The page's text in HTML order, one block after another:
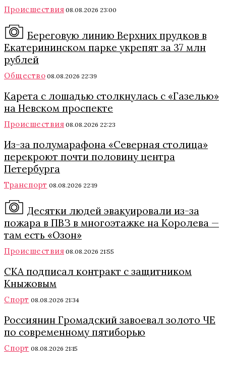
Происшествия 08.08.2026 23:00
Береговую линию Верхних прудков в
Екатерининском парке укрепят за 37 млн
рублей
Общество 08.08.2026 22:39
Карета с лошадью столкнулась с «Газелью»
на Невском проспекте
Происшествия 08.08.2026 22:23
Из-за полумарафона «Северная столица»
перекроют почти половину центра
Петербурга
Транспорт 08.08.2026 22:19
Десятки людей эвакуировали из-за
пожара в ПВЗ в многоэтажке на Королева —
там есть «Озон»
Происшествия 08.08.2026 21:55
СКА подписал контракт с защитником
Кныжовым
Спорт 08.08.2026 21:34
Россиянин Громадский завоевал золото ЧЕ
по современному пятиборью
Спорт 08.08.2026 21:15